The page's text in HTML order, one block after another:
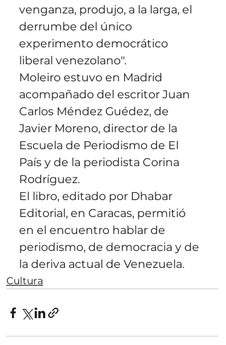
venganza, produjo, a la larga, el
derrumbe del único
experimento democrático
liberal venezolano".
Moleiro estuvo en Madrid
acompañado del escritor Juan
Carlos Méndez Guédez, de
Javier Moreno, director de la
Escuela de Periodismo de El
País y de la periodista Corina
Rodríguez.
El libro, editado por Dhabar
Editorial, en Caracas, permitió
en el encuentro hablar de
periodismo, de democracia y de
la deriva actual de Venezuela.
Cultura